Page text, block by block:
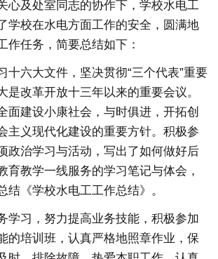
心及处室同志的协作下，学校水电工
学校在水电方面工作的安全，圆满地
作任务，简要总结如下：
十六大文件，坚决贯彻“三个代表”重要
是改革开放十三年以来的重要会议。
面建设小康社会，与时俱进，开拓创
主义现代化建设的重要方针。积极参
政治学习与活动，写出了如何做好后
育教学一线服务的学习笔记与体会，
结《学校水电工工作总结》。
学习，努力提高业务技能，积极参加
的培训班，认真严格地照章作业，保